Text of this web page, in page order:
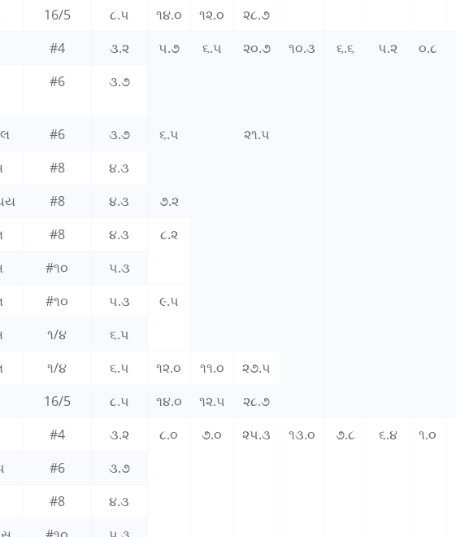
16/5 ૮.૫ ૧૪.૦ ૧૨.૦
૨૮.૭
#4 ૩.૨ ૫.૭ ૬.૫ ૨૦.૭ ૧૦.૩ ૬.૬ ૫.૨ ૦.૮
#6 ૩.૭
#6 ૩.૭ ૬.૫
૨૧.૫
#8
૪.૩
#8 ૪.૩
૭.૨
#8 ૪.૩
૮.૨
#૧૦
૫.૩
#૧૦ ૫.૩
૯.૫
૧/૪
૬.૫
૧/૪ ૬.૫ ૧૨.૦ ૧૧.૦
૨૭.૫
16/5 ૮.૫ ૧૪.૦ ૧૨.૫
૨૮.૭
#4 ૩.૨ ૮.૦ ૭.૦ ૨૫.૩ ૧૩.૦ ૭.૮ ૬.૪ ૧.૦
#6
૩.૭
#8
૪.૩